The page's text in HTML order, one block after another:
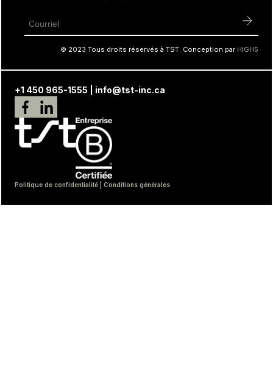
© 2023 Tous droits réservés à TST. Conception par HIGH5
+1 450 965-1555 info@tst-inc.ca
Politique de confidentialité |Conditions générales